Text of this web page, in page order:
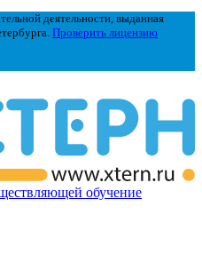
деятельности, выданная
Проверить лицензию
обучение